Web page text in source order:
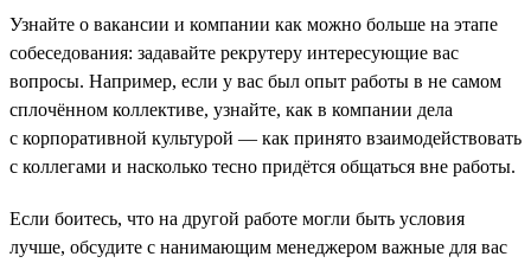
Узнайте о вакансии и компании как можно больше на этапе
собеседования: задавайте рекрутеру интересующие вас
вопросы. Например, если у вас был опыт работы в не самом
сплочённом коллективе, узнайте, как в компании дела
с корпоративной культурой — как принято взаимодействовать
с коллегами и насколько тесно придётся общаться вне работы.
Если боитесь, что на другой работе могли быть условия
лучше, обсудите с нанимающим менеджером важные для вас